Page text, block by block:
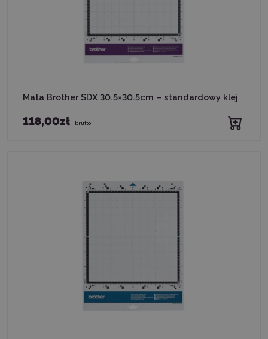
Mata Brother SDX 30.5×30.5cm – standardowy klej
118,00zł brutto